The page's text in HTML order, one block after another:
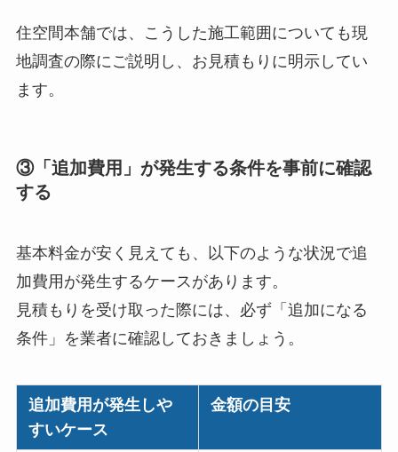
住空間本舗では、こうした施工範囲についても現
地調査の際にご説明し、お見積もりに明示してい
ます。
③「追加費用」が発生する条件を事前に確認
する
基本料金が安く見えても、以下のような状況で追
加費用が発生するケースがあります。
見積もりを受け取った際には、必ず「追加になる
条件」を業者に確認しておきましょう。
追加費用が発生しや
すいケース
金額の目安